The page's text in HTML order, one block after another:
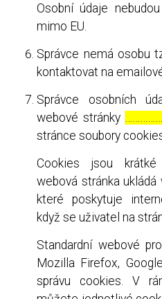
Osobní údaje
mimo EU.
Správce nemá osobu
kontaktovat na
Správce osobních
webové stránky
stránce soubory
Cookies jsou
webová stránka
které poskytuje
když se uživatel na
Standardní webové
Mozilla Firefox,
správu cookies. V